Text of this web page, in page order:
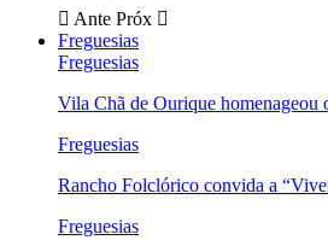
Ante Próx
Freguesias
Freguesias
Vila Chã de Ourique homenageou
Freguesias
Rancho Folclórico convida a
Freguesias